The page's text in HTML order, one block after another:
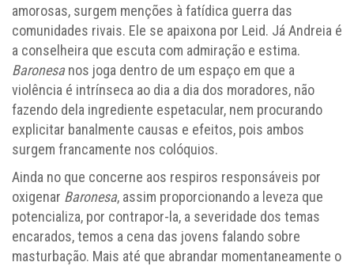
amorosas, surgem menções à fatídica guerra das
comunidades rivais. Ele se apaixona por Leid. Já Andreia é
a conselheira que escuta com admiração e estima.
Baronesanos joga dentro de um espaço em que a
violência é intrínseca ao dia a dia dos moradores, não
fazendo dela ingrediente espetacular, nem procurando
explicitar banalmente causas e efeitos, pois ambos
surgem francamente nos colóquios.
Ainda no que concerne aos respiros responsáveis por
oxigenar Baronesa, assim proporcionando a leveza que
potencializa, por contrapor-la, a severidade dos temas
encarados, temos a cena das jovens falando sobre
masturbação. Mais até que abrandar momentaneamente o